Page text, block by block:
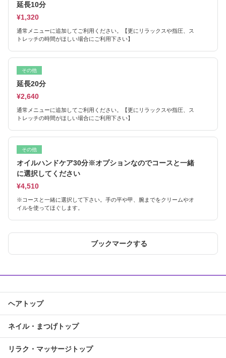
延長10分
¥1,320
通常メニューに追加してご利用ください。【更にリラックスや指圧、ス
トレッチの時間がほしい場合にご利用下さい】
その他
延長20分
¥2,640
通常メニューに追加してご利用ください。【更にリラックスや指圧、ス
トレッチの時間がほしい場合にご利用下さい】
その他
オイルハンドケア30分※オプションなのでコースと一緒
に選択してください
¥4,510
※コースと一緒に選択して下さい。手の平や甲、腕までをクリームやオ
イルを使ってほぐします。
ブックマークする
ヘアトップ
ネイル・まつげトップ
リラク・マッサージトップ